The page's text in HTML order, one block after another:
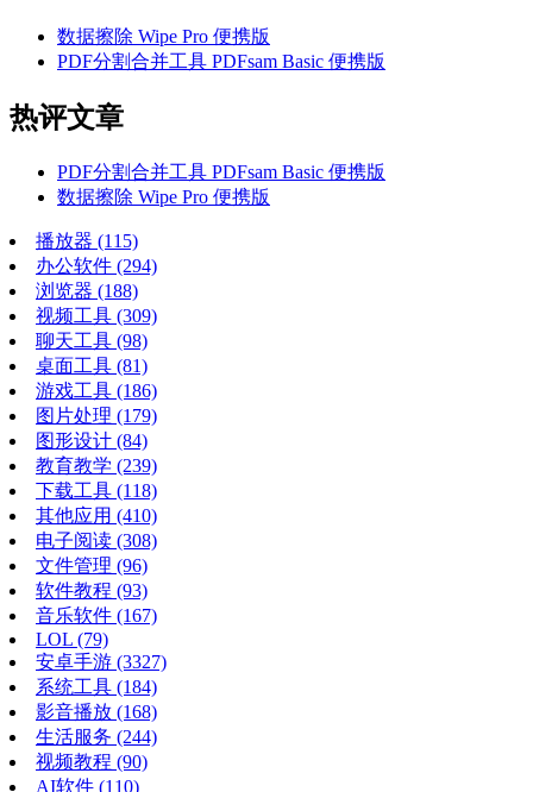
数据擦除 Wipe Pro 便携版
PDF分割合并工具 PDFsam Basic 便携版
热评文章
PDF分割合并工具 PDFsam Basic 便携版
数据擦除 Wipe Pro 便携版
播放器 (115)
办公软件 (294)
浏览器 (188)
视频工具 (309)
聊天工具 (98)
桌面工具 (81)
游戏工具 (186)
图片处理 (179)
图形设计 (84)
教育教学 (239)
下载工具 (118)
其他应用 (410)
电子阅读 (308)
文件管理 (96)
软件教程 (93)
音乐软件 (167)
LOL (79)
安卓手游 (3327)
系统工具 (184)
影音播放 (168)
生活服务 (244)
视频教程 (90)
AI软件 (110)